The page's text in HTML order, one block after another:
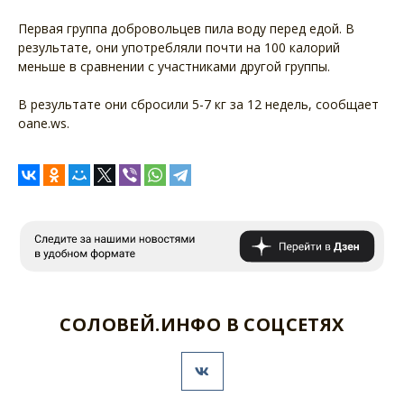
Первая группа добровольцев пила воду перед едой. В
результате, они употребляли почти на 100 калорий
меньше в сравнении с участниками другой группы.
В результате они сбросили 5-7 кг за 12 недель, сообщает
oane.ws.
СОЛОВЕЙ.ИНФО В СОЦСЕТЯХ